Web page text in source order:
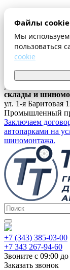
Файлы cookie
Мы
пользоваться
cookie
Оплата и
Контакты
...
ул. Ферганская 16,
склады и
ул. 1-я Баритовая
Промышленный
Заключаем
автопарками на
шиномонтажа.
+7 (343) 385-03-00
+7 343 267-94-60
Звоните с 09:00
Заказать звонок